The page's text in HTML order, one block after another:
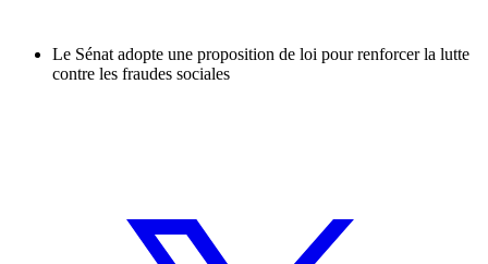
Le Sénat adopte une proposition de loi pour renforcer la lutte
contre les fraudes sociales